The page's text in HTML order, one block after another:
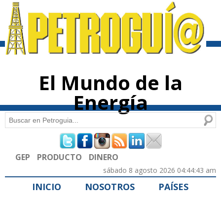
contenido
El Mundo de la
Energía
Formulario de búsqueda
Buscar
GEP PRODUCTO DINERO
sábado 8 agosto 2026 04:44:43 am
INICIO NOSOTROS
PAÍSES